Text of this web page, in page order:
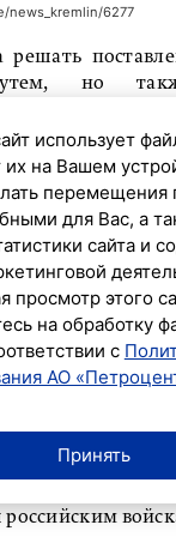
news_kremlin/6277
решать
но
всех
Владимир
«свет в
что после
в 2022
боевые
все
успешно
дыры», а
удерживая
президент
российским
использует
их на Вашем
перемещения
для Вас, а
сайта и
просмотр этого
на обработку
с
АО
Принять